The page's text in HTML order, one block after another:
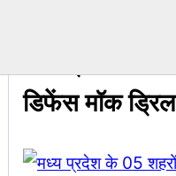
डिफेंस मॉक ड्रिल